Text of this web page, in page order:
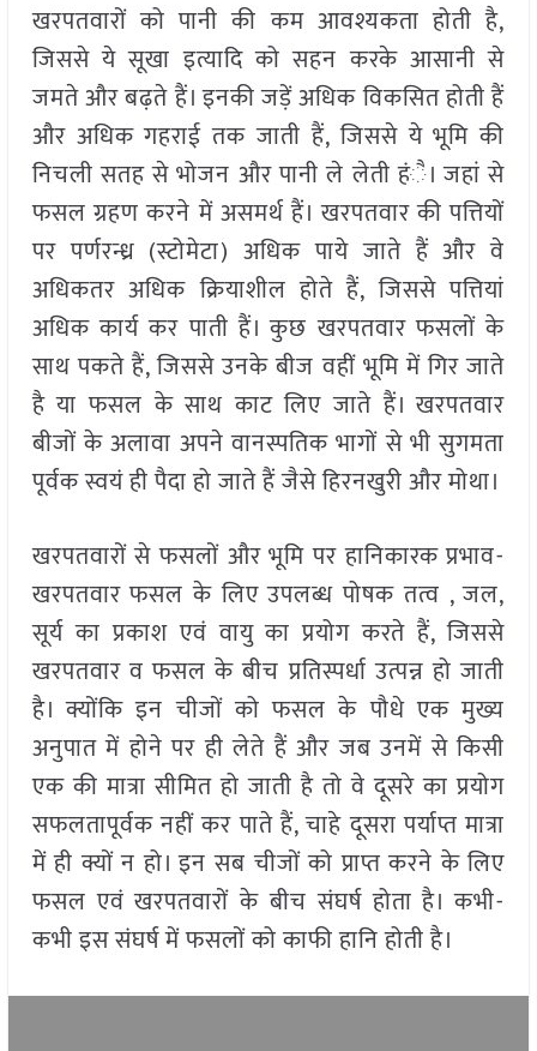
खरपतवारों को पानी की कम आवश्यकता होती है,
जिससे ये सूखा इत्यादि को सहन करके आसानी से
जमते और बढ़ते हैं। इनकी जड़ें अधिक विकसित होती हैं
और अधिक गहराई तक जाती हैं, जिससे ये भूमि की
निचली सतह से भोजन और पानी ले लेती हंै। जहां से
फसल ग्रहण करने में असमर्थ हैं। खरपतवार की पत्तियों
पर पर्णरन्ध्र (स्टोमेटा) अधिक पाये जाते हैं और वे
अधिकतर अधिक क्रियाशील होते हैं, जिससे पत्तियां
अधिक कार्य कर पाती हैं। कुछ खरपतवार फसलों के
साथ पकते हैं, जिससे उनके बीज वहीं भूमि में गिर जाते
है या फसल के साथ काट लिए जाते हैं। खरपतवार
बीजों के अलावा अपने वानस्पतिक भागों से भी सुगमता
पूर्वक स्वयं ही पैदा हो जाते हैं जैसे हिरनखुरी और मोथा।
खरपतवारों से फसलों और भूमि पर हानिकारक प्रभाव-
खरपतवार फसल के लिए उपलब्ध पोषक तत्व , जल,
सूर्य का प्रकाश एवं वायु का प्रयोग करते हैं, जिससे
खरपतवार व फसल के बीच प्रतिस्पर्धा उत्पन्न हो जाती
है। क्योंकि इन चीजों को फसल के पौधे एक मुख्य
अनुपात में होने पर ही लेते हैं और जब उनमें से किसी
एक की मात्रा सीमित हो जाती है तो वे दूसरे का प्रयोग
सफलतापूर्वक नहीं कर पाते हैं, चाहे दूसरा पर्याप्त मात्रा
में ही क्यों न हो। इन सब चीजों को प्राप्त करने के लिए
फसल एवं खरपतवारों के बीच संघर्ष होता है। कभी-
कभी इस संघर्ष में फसलों को काफी हानि होती है।